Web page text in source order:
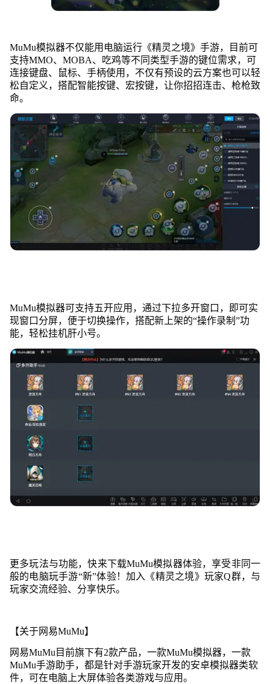
MuMu模拟器不仅能用电脑运行《精灵之境》手游，目前可
支持MMO、MOBA、吃鸡等不同类型手游的键位需求，可
连接键盘、鼠标、手柄使用，不仅有预设的云方案也可以轻
松自定义，搭配智能按键、宏按键，让你招招连击、枪枪致
命。
MuMu模拟器可支持五开应用，通过下拉多开窗口，即可实
现窗口分屏，便于切换操作，搭配新上架的“操作录制”功
能，轻松挂机肝小号。
更多玩法与功能，快来下载MuMu模拟器体验，享受非同一
般的电脑玩手游“新”体验！加入《精灵之境》玩家Q群，与
玩家交流经验、分享快乐。
【关于网易MuMu】
网易MuMu目前旗下有2款产品，一款MuMu模拟器，一款
MuMu手游助手，都是针对手游玩家开发的安卓模拟器类软
件，可在电脑上大屏体验各类游戏与应用。